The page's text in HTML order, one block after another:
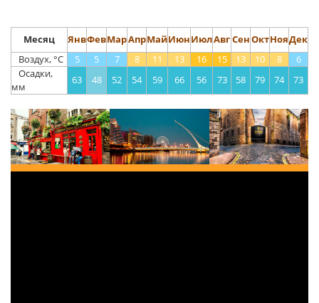
Месяц ЯнвФевМарАпрМайИюнИюлАвгСенОктНояДек
Воздух, °С
5 5 7 8 11 13 16 15 13 10 8
6
Осадки,
мм
63 48 52 54 59 66 56 73 58 79 74 73